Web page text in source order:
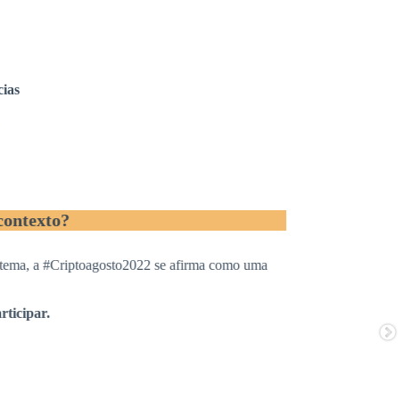
se afirma como uma